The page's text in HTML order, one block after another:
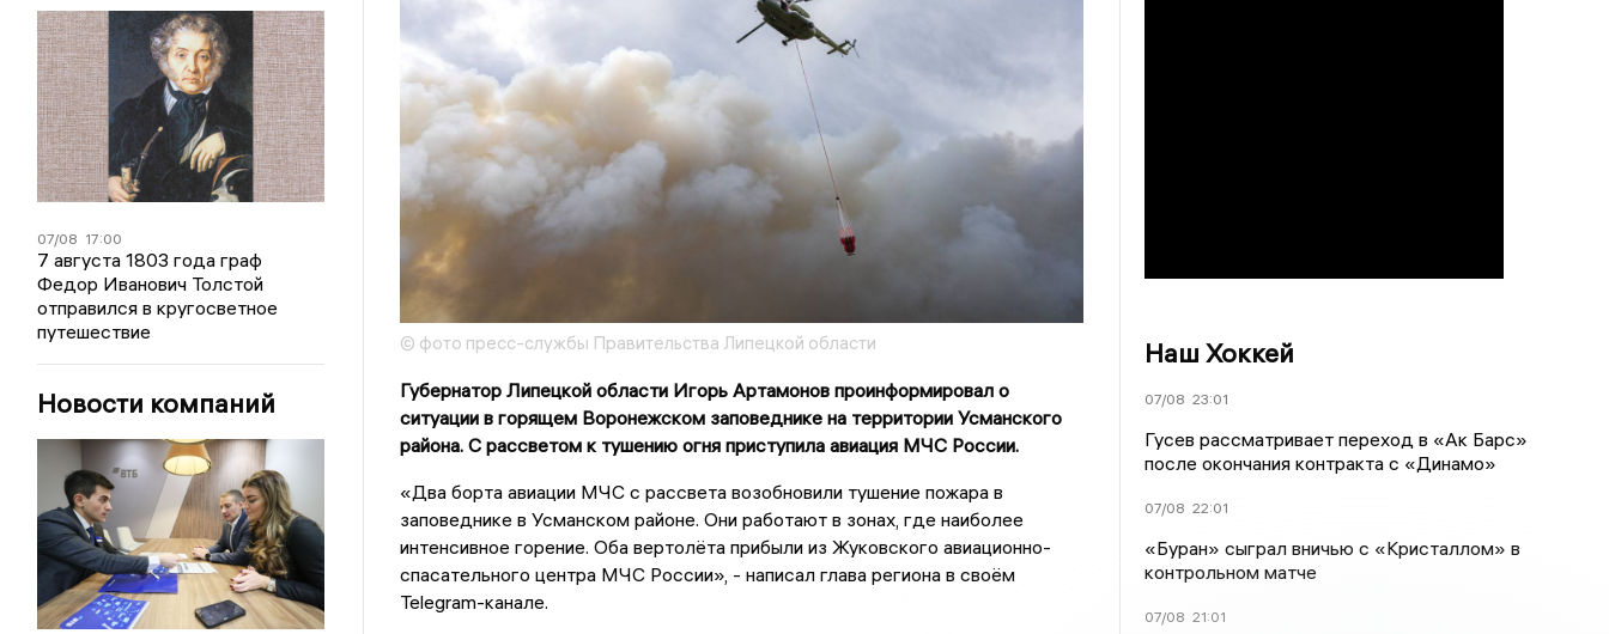
07/08 17:00
7 августа 1803 года граф
Федор Иванович Толстой
отправился в кругосветное
путешествие
Новости компаний
© фото пресс-службы Правительства Липецкой области
Губернатор Липецкой области Игорь Артамонов проинформировал о
ситуации в горящем Воронежском заповеднике на территории Усманского
района. С рассветом к тушению огня приступила авиация МЧС России.
«Два борта авиации МЧС с рассвета возобновили тушение пожара в
заповеднике в Усманском районе. Они работают в зонах, где наиболее
интенсивное горение. Оба вертолёта прибыли из Жуковского авиационно-
спасательного центра МЧС России», - написал глава региона в своём
Telegram-канале.
Наш Хоккей
07/08 23:01
Гусев рассматривает переход в «Ак Барс»
после окончания контракта с «Динамо»
07/08 22:01
«Буран» сыграл вничью с «Кристаллом» в
контрольном матче
07/08 21:01